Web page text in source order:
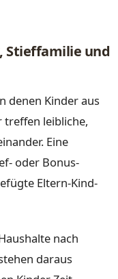
Stieffamilie und
denen Kinder aus
treffen leibliche,
Eine
oder Bonus-
Eltern-Kind-
nach
daraus